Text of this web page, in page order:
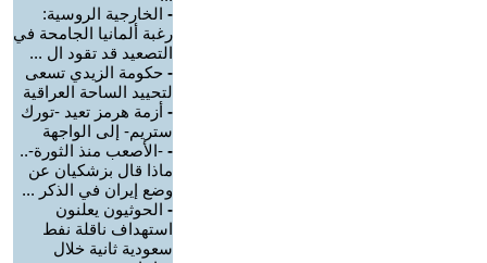
- الخارجية الروسية:
رغبة ألمانيا الجامحة في
التصعيد قد تقود ال ...
- حكومة الزيدي تسعى
لتحييد الساحة العراقية
- أزمة هرمز تعيد -تورك
ستريم- إلى الواجهة
- -الأصعب منذ الثورة-..
ماذا قال بزشكيان عن
وضع إيران في الذكر ...
- الحوثيون يعلنون
استهداف ناقلة نفط
سعودية ثانية خلال